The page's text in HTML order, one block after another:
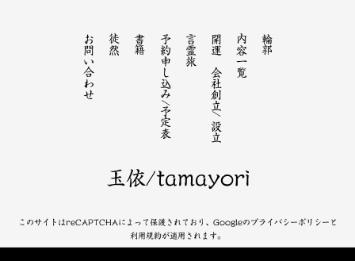
輪郭
内容一覧
開運 会社創立/ 設立
言霊旅
予約申し込み/予定表
書籍
徒然
お問い合わせ
玉依/tamayori
このサイトはreCAPTCHAによって保護されており、Googleのプライバシーポリシーと
利用規約が適用されます。